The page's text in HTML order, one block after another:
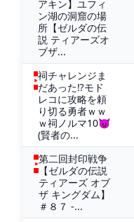
アキン】ユフィ
ン湖の洞窟の場
所【ゼルダの伝
説 ティアーズオ
ブザ...
祠チャレンジま
だあった⁉モド
レコに攻略を頼
り切る勇者ｗｗ
ｗ祠ノルマ10😈
(賢者の...
第二回封印戦争
【ゼルダの伝説
ティアーズ オブ
ザ キングダム】
＃８７ -...